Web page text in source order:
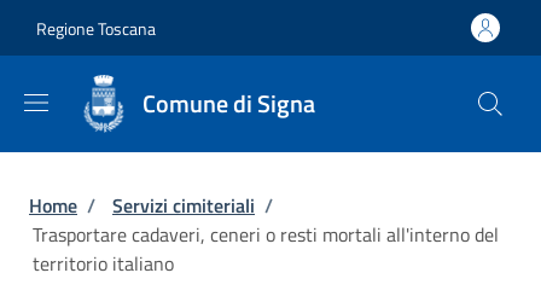
Regione Toscana
Comune di Signa
Briciole di pane
Home / Servizi cimiteriali /
Trasportare cadaveri, ceneri o resti mortali all'interno del
territorio italiano